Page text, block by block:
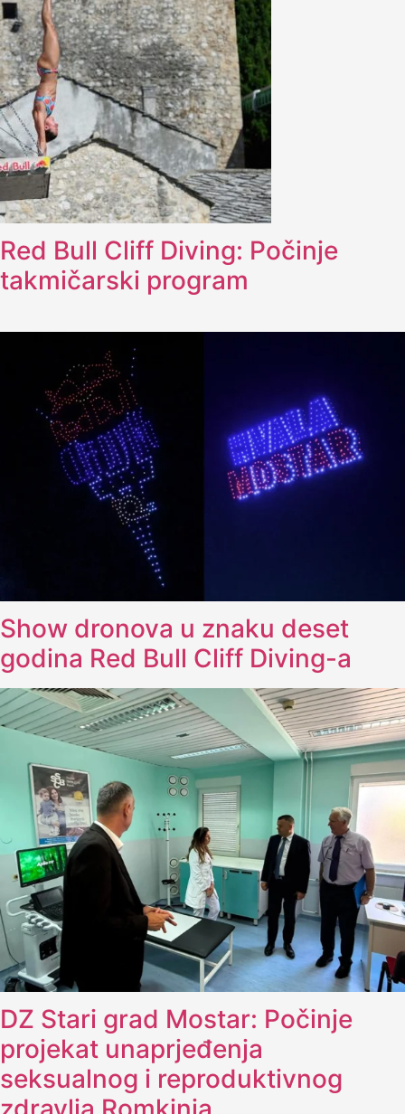
Red Bull Cliff Diving: Počinje
takmičarski program
Show dronova u znaku deset
godina Red Bull Cliff Diving-a
DZ Stari grad Mostar: Počinje
projekat unaprjeđenja
seksualnog i reproduktivnog